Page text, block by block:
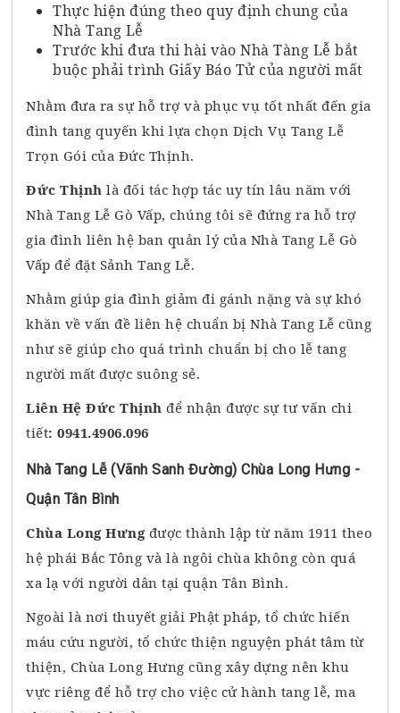
Thực hiện đúng theo quy định chung của
Nhà Tang Lễ
Trước khi đưa thi hài vào Nhà Tàng Lễ bắt
buộc phải trình Giấy Báo Tử của người mất
Nhằm đưa ra sự hỗ trợ và phục vụ tốt nhất đến gia
đình tang quyến khi lựa chọn Dịch Vụ Tang Lễ
Trọn Gói của Đức Thịnh.
Đức Thịnh là đối tác hợp tác uy tín lâu năm với
Nhà Tang Lễ Gò Vấp, chúng tôi sẽ đứng ra hỗ trợ
gia đình liên hệ ban quản lý của Nhà Tang Lễ Gò
Vấp để đặt Sảnh Tang Lễ.
Nhằm giúp gia đình giảm đi gánh nặng và sự khó
khăn về vấn đề liên hệ chuẩn bị Nhà Tang Lễ cũng
như sẽ giúp cho quá trình chuẩn bị cho lễ tang
người mất được suông sẻ.
Liên Hệ Đức Thịnhđể nhận được sự tư vấn chi
tiết: 0941.4906.096
Nhà Tang Lễ (Vãnh Sanh Đường) Chùa Long Hưng -
Quận Tân Bình
Chùa Long Hưngđược thành lập từ năm 1911 theo
hệ phái Bắc Tông và là ngôi chùa không còn quá
xa lạ với người dân tại quận Tân Bình.
Ngoài là nơi thuyết giải Phật pháp, tổ chức hiến
máu cứu người, tổ chức thiện nguyện phát tâm từ
thiện, Chùa Long Hưng cũng xây dựng nên khu
vực riêng để hỗ trợ cho việc cử hành tang lễ, ma